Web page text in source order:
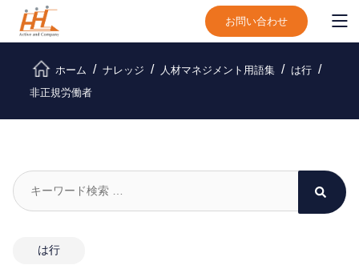
お問い合わせ
ホーム ナレッジ 人材マネジメント用語集
は行
非正規労働者
は行